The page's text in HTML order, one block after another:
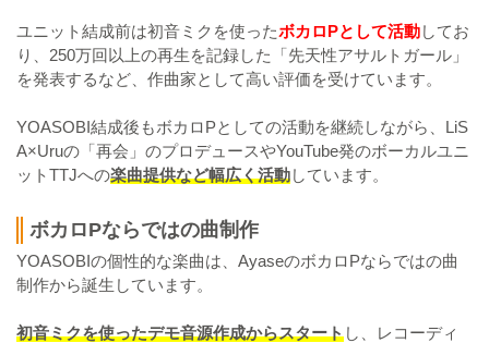
ユニット結成前は初音ミクを使ったボカロPとして活動してお
り、250万回以上の再生を記録した「先天性アサルトガール」
を発表するなど、作曲家として高い評価を受けています。
YOASOBI結成後もボカロPとしての活動を継続しながら、LiS
A×Uruの「再会」のプロデュースやYouTube発のボーカルユニ
ットTTJへの楽曲提供など幅広く活動しています。
ボカロPならではの曲制作
YOASOBIの個性的な楽曲は、AyaseのボカロPならではの曲
制作から誕生しています。
初音ミクを使ったデモ音源作成からスタートし、レコーディ